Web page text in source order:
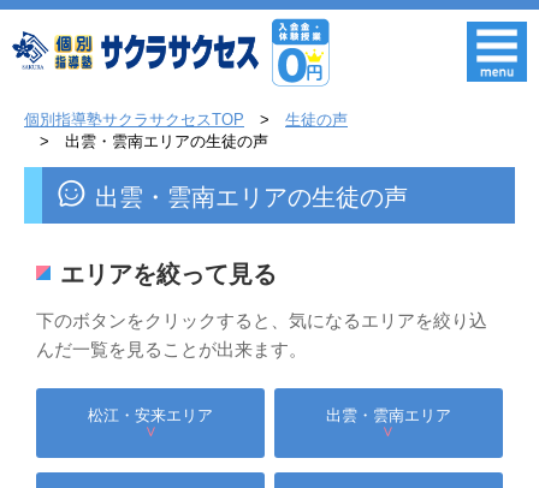
個別指導塾サクラサクセスTOP
生徒の声
出雲・雲南エリアの生徒の声
出雲・雲南エリアの生徒の声
エリアを絞って見る
下のボタンをクリックすると、気になるエリアを絞り込
んだ一覧を見ることが出来ます。
松江・安来エリア
∨
出雲・雲南エリア
∨